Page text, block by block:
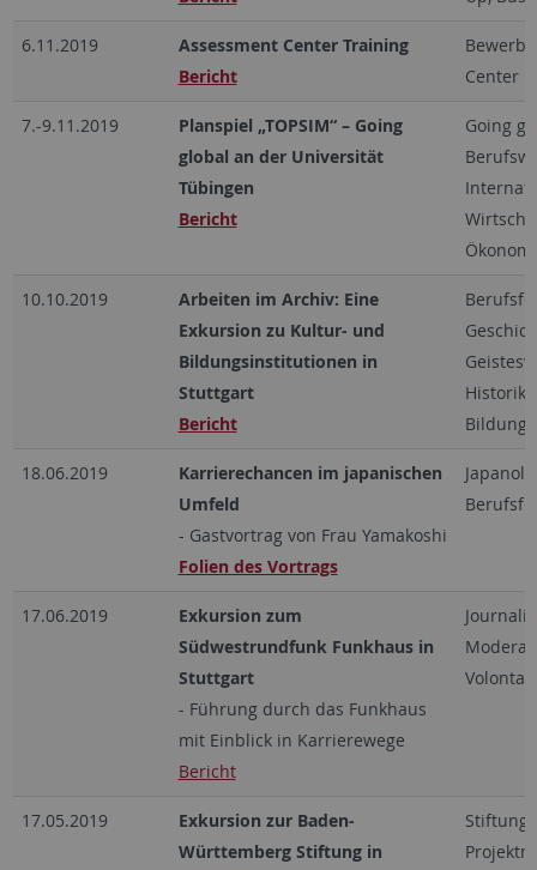
6.11.2019
Assessment Center Training
Bericht
Center
7.-9.11.2019
Planspiel „TOPSIM“ – Going
global an der Universität
Tübingen
Bericht
Going
10.10.2019
Arbeiten im Archiv: Eine
Exkursion zu Kultur- und
Bildungsinstitutionen in
Stuttgart
Bericht
Bildung
18.06.2019
Karrierechancen im japanischen
Umfeld
- Gastvortrag von Frau Yamakoshi
Folien des Vortrags
17.06.2019
Exkursion zum
Südwestrundfunk Funkhaus in
Stuttgart
- Führung durch das Funkhaus
mit Einblick in Karrierewege
Bericht
17.05.2019
Exkursion zur Baden-
Württemberg Stiftung in